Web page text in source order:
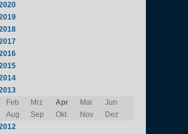
Feb Mrz Apr Mai
Jun
Aug Sep Okt Nov
Dez